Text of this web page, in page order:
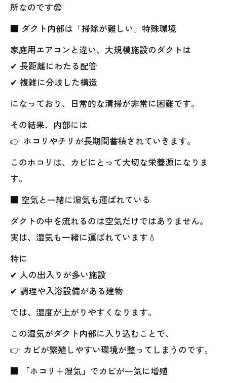
所なのです😨
■ ダクト内部は「掃除が難しい」特殊環境
家庭用エアコンと違い、大規模施設のダクトは
✔ 長距離にわたる配管
✔ 複雑に分岐した構造
になっており、日常的な清掃が非常に困難です。
その結果、内部には
👉 ホコリやチリが長期間蓄積されていきます。
このホコリは、カビにとって大切な栄養源になりま
す。
■ 空気と一緒に湿気も運ばれている
ダクトの中を流れるのは空気だけではありません。
実は、湿気も一緒に運ばれています💧
特に
✔ 人の出入りが多い施設
✔ 調理や入浴設備がある建物
では、湿度が上がりやすくなります。
この湿気がダクト内部に入り込むことで、
👉 カビが繁殖しやすい環境が整ってしまうのです。
■ 「ホコリ＋湿気」でカビが一気に増殖